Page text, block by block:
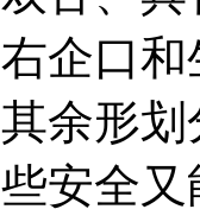
企口
余形
安全